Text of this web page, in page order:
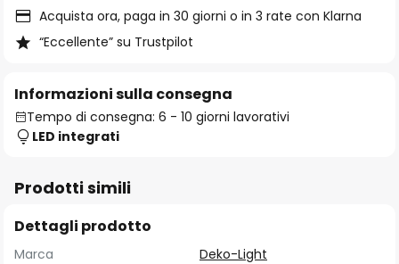
Acquista ora, paga in 30 giorni o in 3 rate con Klarna
“Eccellente” su Trustpilot
Informazioni sulla consegna
Tempo di consegna: 6 - 10 giorni lavorativi
LED integrati
Prodotti simili
Dettagli prodotto
Marca
Deko-Light